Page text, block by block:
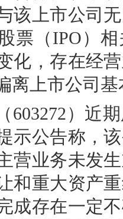
该上市公司
票（IPO）
化，存在经
离上市公司
603272）近
示公告称，
营业务未发
和重大资产
成存在一定